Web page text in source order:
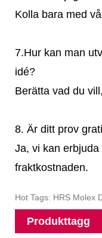
Kolla bara med
7.Hur kan man
idé?
Berätta vad du
8. Är ditt prov
Ja, vi kan
fraktkostnaden.
Hot Tags: HRS Molex
Produkttagg